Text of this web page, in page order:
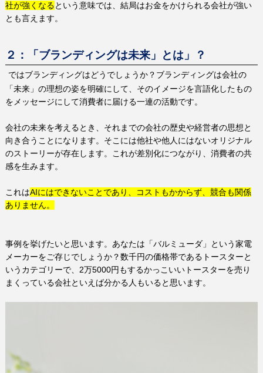
社が強くなるという意味では、結局はお金をかけられる会社が強い
とも言えます。
２：「ブランディングは未来」とは」？
ではブランディングはどうでしょうか？ブランディングは会社の
「未来」の理想の姿を明確にして、そのイメージを言語化したもの
をメッセージにして消費者に届ける一連の活動です。
会社の未来を考えるとき、それまでの会社の歴史や経営者の思想と
向き合うことになります。そこには他社や他人にはないオリジナル
のストーリーが存在します。これが差別化につながり、消費者の共
感を生みます。
これはAIにはできないことであり、コストもかからず、競合も関係
ありません。
事例を挙げたいと思います。あなたは「バルミューダ」という家電
メーカーをご存じでしょうか？数千円の価格帯であるトースターと
いうカテゴリーで、 2万5000円もするかっこいいトースターを売り
まくっている会社といえば分かる人もいると思います。